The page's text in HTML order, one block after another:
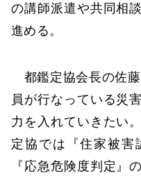
の講師派遣や共同相
進める。
都鑑定協会長の佐
員が行なっている災
力を入れていきたい
定協では『住家被害
『応急危険度判定』